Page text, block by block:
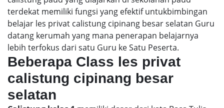
terdekat memiliki fungsi yang efektif untukbimbingan
belajar les privat calistung cipinang besar selatan Guru
datang kerumah yang mana penerapan belajarnya
lebih terfokus dari satu Guru ke Satu Peserta.
Beberapa Class les privat
calistung cipinang besar
selatan